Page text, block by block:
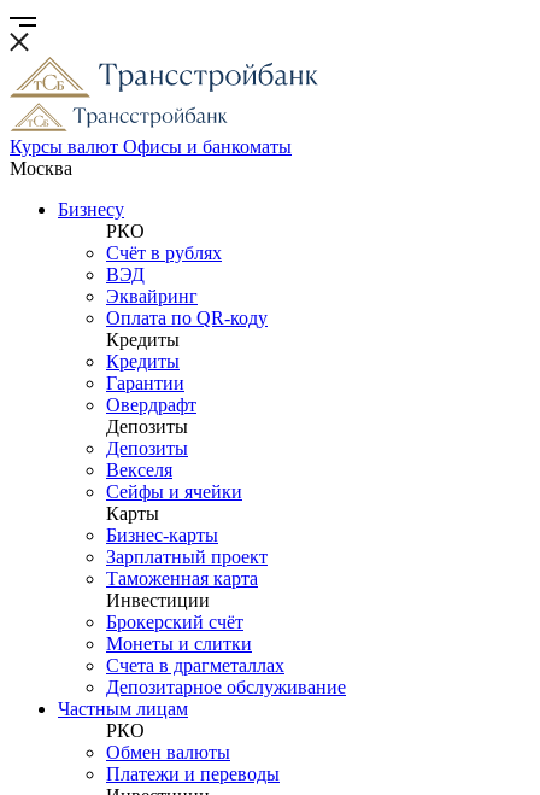
Курсы валют Офисы и банкоматы
Москва
Бизнесу
РКО
Счёт в рублях
ВЭД
Эквайринг
Оплата по QR-коду
Кредиты
Кредиты
Гарантии
Овердрафт
Депозиты
Депозиты
Векселя
Сейфы и ячейки
Карты
Бизнес-карты
Зарплатный проект
Таможенная карта
Инвестиции
Брокерский счёт
Монеты и слитки
Счета в драгметаллах
Депозитарное обслуживание
Частным лицам
РКО
Обмен валюты
Платежи и переводы